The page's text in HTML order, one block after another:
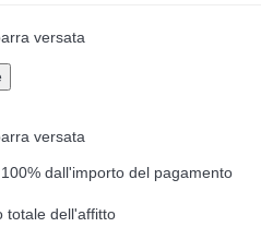
versata
versata
100% dall'importo del pagamento
totale dell'affitto